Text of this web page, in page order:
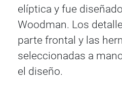
elíptica y fue diseñado
Woodman. Los
parte frontal y las
seleccionadas a
el diseño.